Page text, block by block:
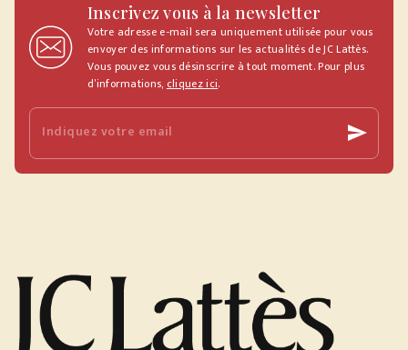
Inscrivez vous à la newsletter
Votre adresse e-mail sera uniquement utilisée pour vous
envoyer des informations sur les actualités de JC Lattès.
Vous pouvez vous désinscrire à tout moment. Pour plus
d’informations, cliquez ici.
Indiquez votre email send